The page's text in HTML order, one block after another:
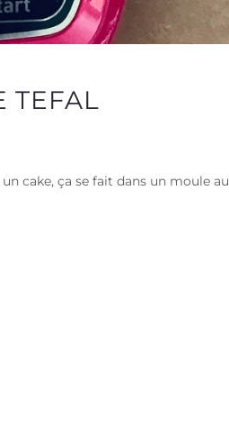
TEFAL
cake, ça se fait dans un moule au